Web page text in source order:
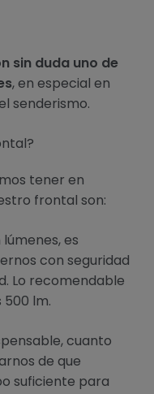
sin duda uno de
, en especial en
senderismo.
tener en
frontal son:
es
con seguridad
Lo recomendable
lm.
cuanto
de que
suficiente para